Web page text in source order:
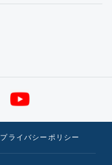
プライバシーポリシー